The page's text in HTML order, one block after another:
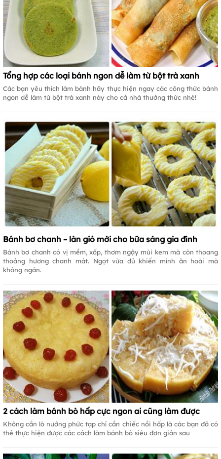
Tổng hợp các loại bánh ngon dễ làm từ bột trà xanh
Các bạn yêu thích làm bánh hãy thực hiện ngay các công thức bánh
ngon dễ làm từ bột trà xanh này cho cả nhà thưởng thức nhé!
Bánh bơ chanh – làn gió mới cho bữa sáng gia đình
Bánh bơ chanh có vị mềm, xốp, thơm ngậy mùi kem mà còn thoang
thoảng hương chanh mát. Ngọt vừa đủ khiến mình ăn hoài mà
không ngán.
2 cách làm bánh bò hấp cực ngon ai cũng làm được
Không cần lò nướng phức tạp chỉ cần chiếc nồi hấp là các bạn đã có
thẻ thực hiện được các cách làm bánh bò siêu đơn giản sau